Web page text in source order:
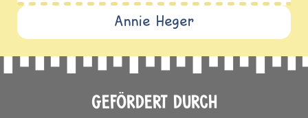
Annie Heger
GEFÖRDERT DURCH